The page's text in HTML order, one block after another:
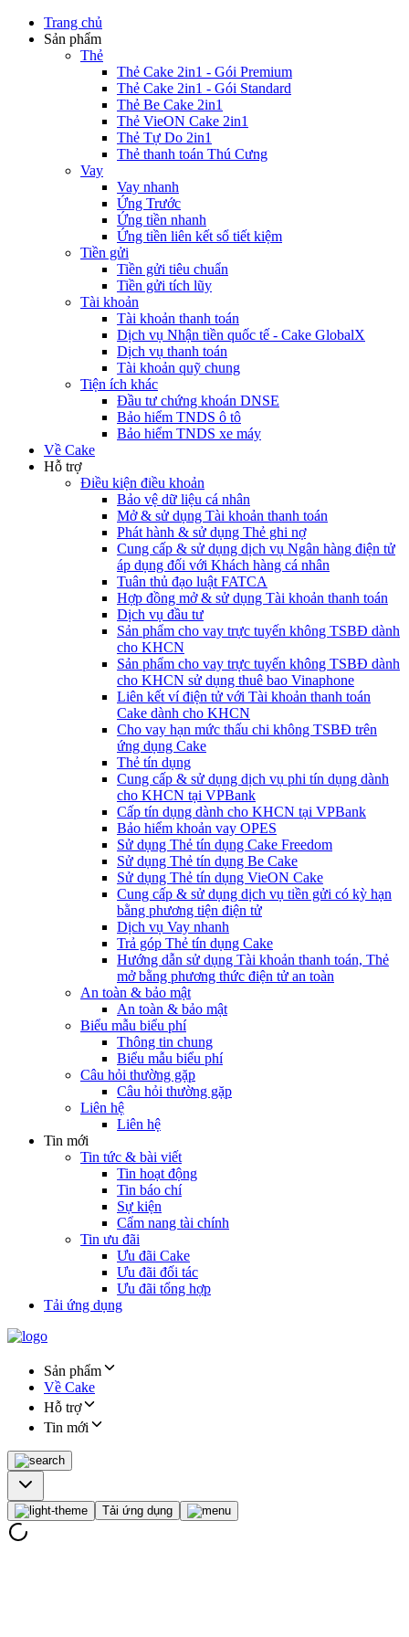
Trang chủ
Sản phẩm
Thẻ
Thẻ Cake 2in1 - Gói Premium
Thẻ Cake 2in1 - Gói Standard
Thẻ Be Cake 2in1
Thẻ VieON Cake 2in1
Thẻ Tự Do 2in1
Thẻ thanh toán Thú Cưng
Vay
Vay nhanh
Ứng Trước
Ứng tiền nhanh
Ứng tiền liên kết sổ tiết kiệm
Tiền gửi
Tiền gửi tiêu chuẩn
Tiền gửi tích lũy
Tài khoản
Tài khoản thanh toán
Dịch vụ Nhận tiền quốc tế - Cake GlobalX
Dịch vụ thanh toán
Tài khoản quỹ chung
Tiện ích khác
Đầu tư chứng khoán DNSE
Bảo hiểm TNDS ô tô
Bảo hiểm TNDS xe máy
Về Cake
Hỗ trợ
Điều kiện điều khoản
Bảo vệ dữ liệu cá nhân
Mở & sử dụng Tài khoản thanh toán
Phát hành & sử dụng Thẻ ghi nợ
Cung cấp & sử dụng dịch vụ Ngân hàng điện tử
áp dụng đối với Khách hàng cá nhân
Tuân thủ đạo luật FATCA
Hợp đồng mở & sử dụng Tài khoản thanh toán
Dịch vụ đầu tư
Sản phẩm cho vay trực tuyến không TSBĐ dành
cho KHCN
Sản phẩm cho vay trực tuyến không TSBĐ dành
cho KHCN sử dụng thuê bao Vinaphone
Liên kết ví điện tử với Tài khoản thanh toán
Cake dành cho KHCN
Cho vay hạn mức thấu chi không TSBĐ trên
ứng dụng Cake
Thẻ tín dụng
Cung cấp & sử dụng dịch vụ phi tín dụng dành
cho KHCN tại VPBank
Cấp tín dụng dành cho KHCN tại VPBank
Bảo hiểm khoản vay OPES
Sử dụng Thẻ tín dụng Cake Freedom
Sử dụng Thẻ tín dụng Be Cake
Sử dụng Thẻ tín dụng VieON Cake
Cung cấp & sử dụng dịch vụ tiền gửi có kỳ hạn
bằng phương tiện điện tử
Dịch vụ Vay nhanh
Trả góp Thẻ tín dụng Cake
Hướng dẫn sử dụng Tài khoản thanh toán, Thẻ
mở bằng phương thức điện tử an toàn
An toàn & bảo mật
An toàn & bảo mật
Biểu mẫu biểu phí
Thông tin chung
Biểu mẫu biểu phí
Câu hỏi thường gặp
Câu hỏi thường gặp
Liên hệ
Liên hệ
Tin mới
Tin tức & bài viết
Tin hoạt động
Tin báo chí
Sự kiện
Cẩm nang tài chính
Tin ưu đãi
Ưu đãi Cake
Ưu đãi đối tác
Ưu đãi tổng hợp
Tải ứng dụng
Sản phẩm
Về Cake
Hỗ trợ
Tin mới
Tải ứng dụng